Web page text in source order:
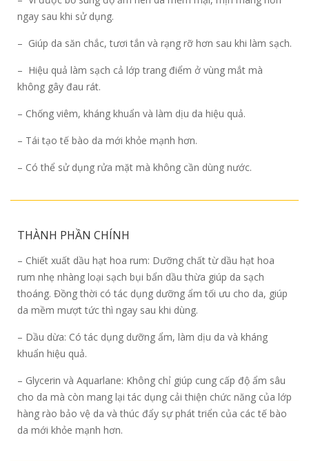
ngay sau khi sử dụng.
– Giúp da săn chắc, tươi tắn và rạng rỡ hơn sau khi làm sạch.
– Hiệu quả làm sạch cả lớp trang điểm ở vùng mắt mà
không gây đau rát.
– Chống viêm, kháng khuẩn và làm dịu da hiệu quả.
– Tái tạo tế bào da mới khỏe mạnh hơn.
– Có thể sử dụng rửa mặt mà không cần dùng nước.
THÀNH PHẦN CHÍNH
– Chiết xuất dầu hạt hoa rum: Dưỡng chất từ dầu hạt hoa
rum nhẹ nhàng loại sạch bụi bẩn dầu thừa giúp da sạch
thoáng. Đồng thời có tác dụng dưỡng ẩm tối ưu cho da, giúp
da mềm mượt tức thì ngay sau khi dùng.
– Dầu dừa: Có tác dụng dưỡng ẩm, làm dịu da và kháng
khuẩn hiệu quả.
– Glycerin và Aquarlane: Không chỉ giúp cung cấp độ ẩm sâu
cho da mà còn mang lại tác dụng cải thiện chức năng của lớp
hàng rào bảo vệ da và thúc đẩy sự phát triển của các tế bào
da mới khỏe mạnh hơn.